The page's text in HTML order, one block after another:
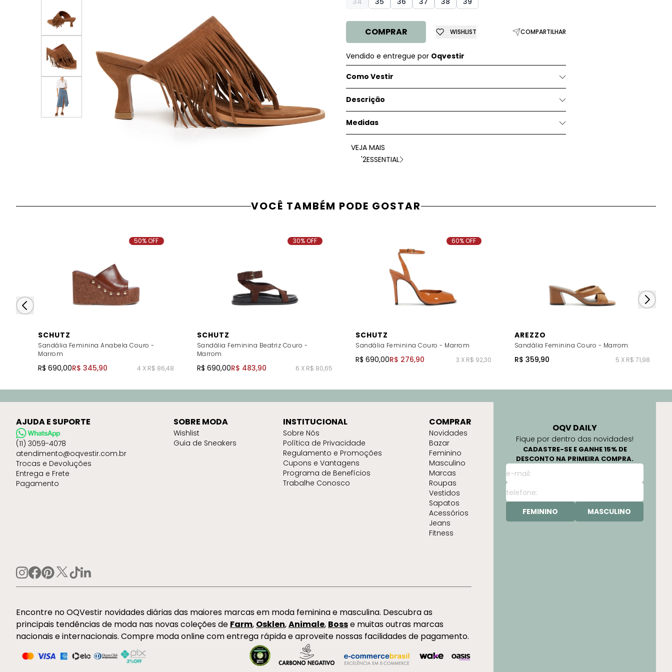
COMPRAR WISHLIST COMPARTILHAR
Vendido e entregue por Oqvestir
Como Vestir
Descrição
Medidas
VEJA MAIS
'2ESSENTIAL
VOCÊ TAMBÉM PODE GOSTAR
SCHUTZ
Sandália Feminina Anabela Couro -
Marrom
R$ 690,00R$ 345,90 4 X R$ 86,48
50% OFF
SCHUTZ
Sandália Feminina Beatriz Couro -
Marrom
R$ 690,00R$ 483,90 6 X R$ 80,65
30% OFF
SCHUTZ
Sandália Feminina Couro - Marrom
R$ 690,00R$ 276,90 3 X R$ 92,30
60% OFF
AREZZO
Sandália Feminina Couro - Marrom
R$ 359,90 5 X R$ 71,98
OQV DAILY
Fique por dentro das novidades!
CADASTRE-SE E GANHE 15% DE
DESCONTO NA PRIMEIRA COMPRA.
FEMININO MASCULINO
AJUDA E SUPORTE
(11) 3059-4078
atendimento@oqvestir.com.br
Trocas e Devoluções
Entrega e Frete
Pagamento
SOBRE MODA
Wishlist
Guia de Sneakers
INSTITUCIONAL
Sobre Nós
Política de Privacidade
Regulamento e Promoções
Cupons e Vantagens
Programa de Benefícios
Trabalhe Conosco
COMPRAR
Novidades
Bazar
Feminino
Masculino
Marcas
Roupas
Vestidos
Sapatos
Acessórios
Jeans
Fitness
Encontre no OQVestir novidades diárias das maiores marcas em moda feminina e masculina. Descubra as
principais tendências de moda nas novas coleções de Farm, Osklen,Animale, Bosse muitas outras marcas
nacionais e internacionais. Compre moda online com entrega rápida e aproveite nossas facilidades de pagamento.